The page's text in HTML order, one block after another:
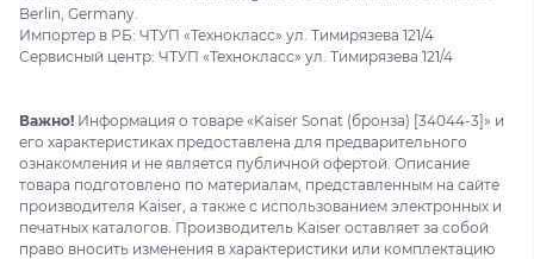
Berlin, Germany.
Импортер в РБ: ЧТУП «Технокласс» ул. Тимирязева 121/4
Сервисный центр: ЧТУП «Технокласс» ул. Тимирязева 121/4
Важно! Информация о товаре «Kaiser Sonat (бронза) [34044-3]» и
его характеристиках предоставлена для предварительного
ознакомления и не является публичной офертой. Описание
товара подготовлено по материалам, представленным на сайте
производителя Kaiser, а также с использованием электронных и
печатных каталогов. Производитель Kaiser оставляет за собой
право вносить изменения в характеристики или комплектацию